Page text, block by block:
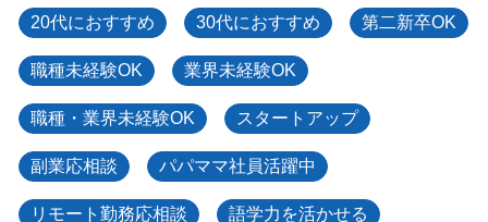
20代におすすめ 30代におすすめ 第二新卒OK
職種未経験OK 業界未経験OK
職種・業界未経験OK スタートアップ
副業応相談 パパママ社員活躍中
リモート勤務応相談 語学力を活かせる